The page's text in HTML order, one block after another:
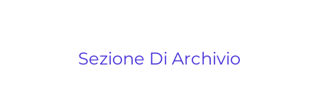
Sezione Di Archivio